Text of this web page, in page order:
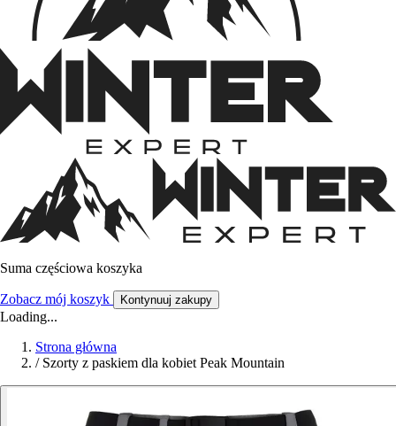
Suma częściowa koszyka
Zobacz mój koszyk Kontynuuj zakupy
Loading...
Strona główna
/ Szorty z paskiem dla kobiet Peak Mountain